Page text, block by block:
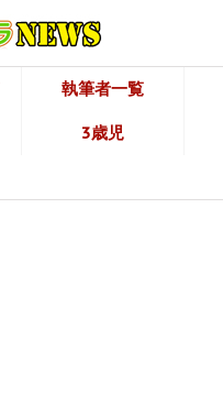
執筆者一覧
3歳児